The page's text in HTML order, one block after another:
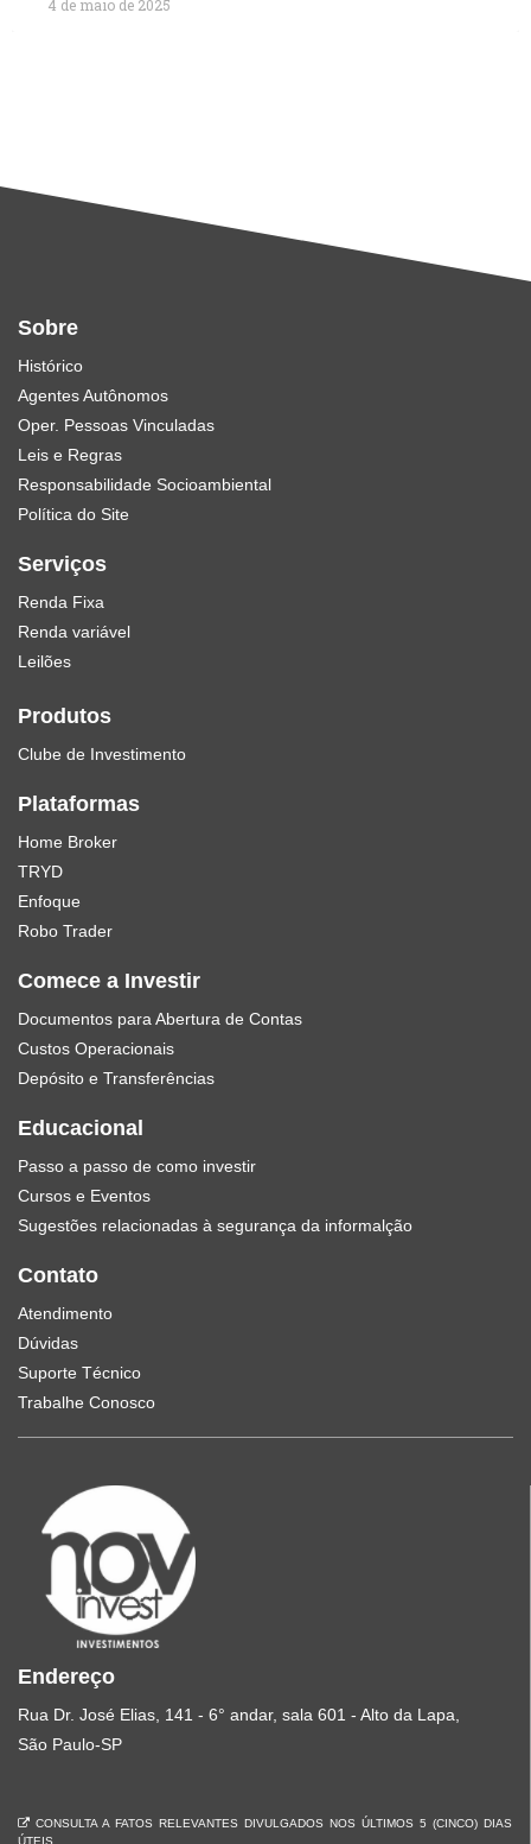
4 de maio de 2025
Sobre
Histórico
Agentes Autônomos
Oper. Pessoas Vinculadas
Leis e Regras
Responsabilidade Socioambiental
Política do Site
Serviços
Renda Fixa
Renda variável
Leilões
Produtos
Clube de Investimento
Plataformas
Home Broker
TRYD
Enfoque
Robo Trader
Comece a Investir
Documentos para Abertura de Contas
Custos Operacionais
Depósito e Transferências
Educacional
Passo a passo de como investir
Cursos e Eventos
Sugestões relacionadas à segurança da informalção
Contato
Atendimento
Dúvidas
Suporte Técnico
Trabalhe Conosco
Endereço
Rua Dr. José Elias, 141 - 6° andar, sala 601 - Alto da Lapa,
São Paulo-SP
CONSULTA A FATOS RELEVANTES DIVULGADOS NOS ÚLTIMOS 5 (CINCO) DIAS
ÚTEIS